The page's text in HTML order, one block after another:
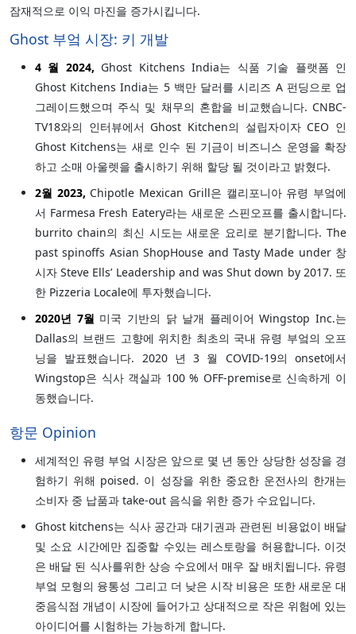
잠재적으로 이익 마진을 증가시킵니다.
Ghost 부엌 시장: 키 개발
4 월 2024, Ghost Kitchens India는 식품 기술 플랫폼 인
Ghost Kitchens India는 5 백만 달러를 시리즈 A 펀딩으로 업
그레이드했으며 주식 및 채무의 혼합을 비교했습니다. CNBC-
TV18와의 인터뷰에서 Ghost Kitchen의 설립자이자 CEO 인
Ghost Kitchens는 새로 인수 된 기금이 비즈니스 운영을 확장
하고 소매 아울렛을 출시하기 위해 할당 될 것이라고 밝혔다.
2월 2023, Chipotle Mexican Grill은 캘리포니아 유령 부엌에
서 Farmesa Fresh Eatery라는 새로운 스핀오프를 출시합니다.
burrito chain의 최신 시도는 새로운 요리로 분기합니다. The
past spinoffs Asian ShopHouse and Tasty Made under 창
시자 Steve Ells’ Leadership and was Shut down by 2017. 또
한 Pizzeria Locale에 투자했습니다.
2020년 7월 미국 기반의 닭 날개 플레이어 Wingstop Inc.는
Dallas의 브랜드 고향에 위치한 최초의 국내 유령 부엌의 오프
닝을 발표했습니다. 2020 년 3 월 COVID-19의 onset에서
Wingstop은 식사 객실과 100 % OFF-premise로 신속하게 이
동했습니다.
항문 Opinion
세계적인 유령 부엌 시장은 앞으로 몇 년 동안 상당한 성장을 경
험하기 위해 poised. 이 성장을 위한 중요한 운전사의 한개는
소비자 중 납품과 take-out 음식을 위한 증가 수요입니다.
Ghost kitchens는 식사 공간과 대기권과 관련된 비용없이 배달
및 소요 시간에만 집중할 수있는 레스토랑을 허용합니다. 이것
은 배달 된 식사를위한 상승 수요에서 매우 잘 배치됩니다. 유령
부엌 모형의 융통성 그리고 더 낮은 시작 비용은 또한 새로운 대
중음식점 개념이 시장에 들어가고 상대적으로 작은 위험에 있는
아이디어를 시험하는 가능하게 합니다.